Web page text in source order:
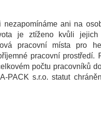
nezapomínáme ani na
je ztíženo kvůli jejich
pracovní místa pro
pracovní prostředí.
počtu pracovníků
PACK s.r.o. statut